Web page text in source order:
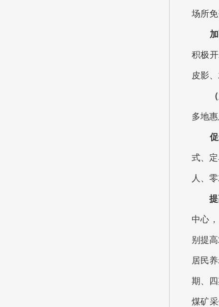
场所
加
积极
皮影
（六
多地
促
式、
人、
提高
中心
别提
居民
期、
煤矿